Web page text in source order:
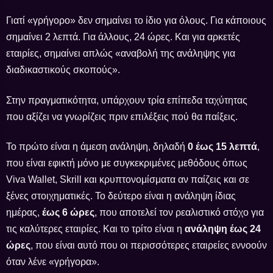
Γιατί «γρήγορο» δεν σημαίνει το ίδιο για όλους. Για κάποιους
σημαίνει 2 λεπτά. Για άλλους, 24 ώρες. Και για αρκετές
εταιρίες, σημαίνει απλώς «αναβολή της ανάληψης για
διαδικαστικούς σκοπούς».
Στην πραγματικότητα, υπάρχουν τρία επίπεδα ταχύτητας
που αξίζει να γνωρίζεις πριν επιλέξεις πού θα παίξεις.
Το πρώτο είναι η άμεση ανάληψη, δηλαδή 0 έως 15 λεπτά,
που είναι εφικτή μόνο με συγκεκριμένες μεθόδους όπως
Viva Wallet, Skrill και κρυπτονομίσματα αν παίζεις και σε
ξένες στοιχηματικές. Το δεύτερο είναι η ανάληψη ίδιας
ημέρας, έως 6 ώρες, που αποτελεί τον ρεαλιστικό στόχο για
τις καλύτερες εταιρίες. Και το τρίτο είναι η ανάληψη έως 24
ώρες, που είναι αυτό που οι περισσότερες εταιρείες εννοούν
όταν λένε «γρήγορα».